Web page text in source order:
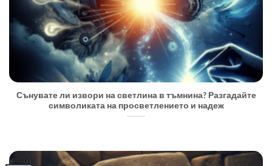
Сънувате ли извори на светлина в тъмнина? Разгадайте
символиката на просветлението и надеж